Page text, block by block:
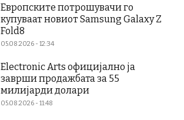
Европските потрошувачи го
купуваат новиот Samsung Galaxy Z
Fold8
05.08.2026 - 12:34
Electronic Arts официјално ја
заврши продажбата за 55
милијарди долари
05.08.2026 - 11:48